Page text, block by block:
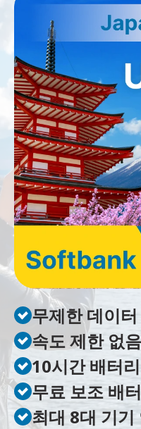
무제한 데이터
속도 제한 없음
10시간 배터
무료 보조 배
최대 8대 기기